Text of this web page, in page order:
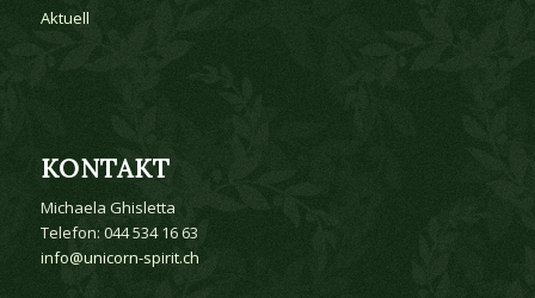
Aktuell
KONTAKT
Michaela Ghisletta
Telefon: 044 534 16 63
info@unicorn-spirit.ch